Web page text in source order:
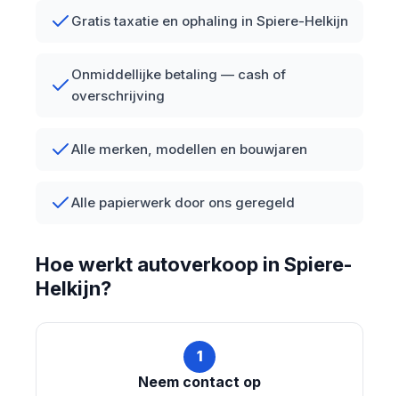
Gratis taxatie en ophaling in Spiere-Helkijn
Onmiddellijke betaling — cash of
overschrijving
Alle merken, modellen en bouwjaren
Alle papierwerk door ons geregeld
Hoe werkt autoverkoop in Spiere-
Helkijn?
1
Neem contact op